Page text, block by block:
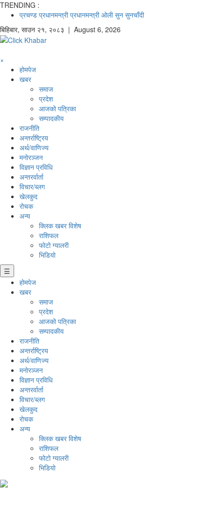
TRENDING :
प्रचण्ड प्रधानमन्त्री प्रधानमन्त्री ओली सुन सुनचाँदी
बिहिबार, साउन २१, २०८३ | August 6, 2026
×
होमपेज
खबर
समाज
प्रदेश
आजको पत्रिका
सम्पादकीय
राजनीति
अन्तर्राष्ट्रिय
अर्थ/वाणिज्य
मनाेरञ्जन
विज्ञान प्रविधि
अन्तरर्वार्ता
विचार/ब्लग
खेलकुद
रोचक
अन्य
क्लिक खबर विशेष
राशिफल
फोटो ग्यालरी
भिडियो
☰
होमपेज
खबर
समाज
प्रदेश
आजको पत्रिका
सम्पादकीय
राजनीति
अन्तर्राष्ट्रिय
अर्थ/वाणिज्य
मनाेरञ्जन
विज्ञान प्रविधि
अन्तरर्वार्ता
विचार/ब्लग
खेलकुद
रोचक
अन्य
क्लिक खबर विशेष
राशिफल
फोटो ग्यालरी
भिडियो